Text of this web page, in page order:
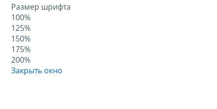
Размер шрифта
100%
125%
150%
175%
200%
Закрыть окно